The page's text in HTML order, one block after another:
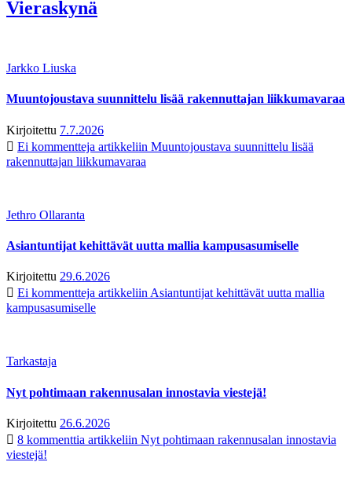
Vieraskynä
Jarkko Liuska
Muuntojoustava suunnittelu lisää rakennuttajan liikkumavaraa
Kirjoitettu 7.7.2026
Ei kommentteja artikkeliin Muuntojoustava suunnittelu lisää
rakennuttajan liikkumavaraa
Jethro Ollaranta
Asiantuntijat kehittävät uutta mallia kampusasumiselle
Kirjoitettu 29.6.2026
Ei kommentteja artikkeliin Asiantuntijat kehittävät uutta mallia
kampusasumiselle
Tarkastaja
Nyt pohtimaan rakennusalan innostavia viestejä!
Kirjoitettu 26.6.2026
8 kommenttia artikkeliin Nyt pohtimaan rakennusalan innostavia
viestejä!